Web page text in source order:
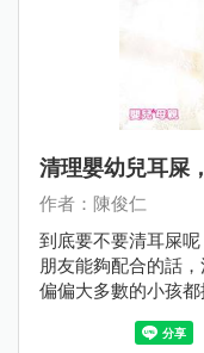
清理嬰幼兒耳屎
作者：陳俊仁
到底要不要清耳屎
朋友能夠配合的話
偏偏大多數的小孩
傷，所以爸媽就困
耳屎，耳屎會自己